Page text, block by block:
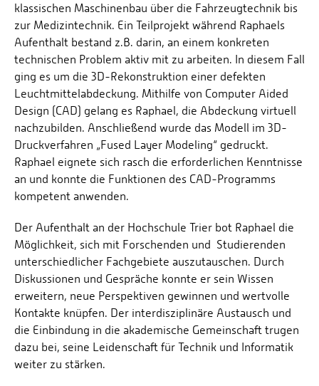
klassischen Maschinenbau über die Fahrzeugtechnik bis
zur Medizintechnik. Ein Teilprojekt während Raphaels
Aufenthalt bestand z.B. darin, an einem konkreten
technischen Problem aktiv mit zu arbeiten. In diesem Fall
ging es um die 3D-Rekonstruktion einer defekten
Leuchtmittelabdeckung. Mithilfe von Computer Aided
Design (CAD) gelang es Raphael, die Abdeckung virtuell
nachzubilden. Anschließend wurde das Modell im 3D-
Druckverfahren „Fused Layer Modeling“ gedruckt.
Raphael eignete sich rasch die erforderlichen Kenntnisse
an und konnte die Funktionen des CAD-Programms
kompetent anwenden.
Der Aufenthalt an der Hochschule Trier bot Raphael die
Möglichkeit, sich mit Forschenden und Studierenden
unterschiedlicher Fachgebiete auszutauschen. Durch
Diskussionen und Gespräche konnte er sein Wissen
erweitern, neue Perspektiven gewinnen und wertvolle
Kontakte knüpfen. Der interdisziplinäre Austausch und
die Einbindung in die akademische Gemeinschaft trugen
dazu bei, seine Leidenschaft für Technik und Informatik
weiter zu stärken.